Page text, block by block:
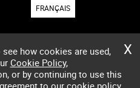
FRANÇAIS
X
how cookies are used,
Cookie Policy,
or by continuing to use this
to our cookie policy.